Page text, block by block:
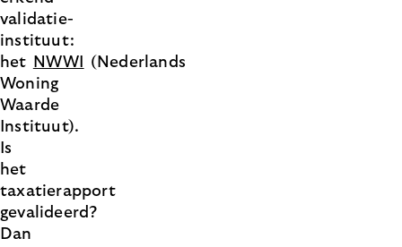
validatie-
instituut:
het
NWWI
(Nederlands
Woning
Waarde
Instituut).
Is
het
taxatierapport
gevalideerd?
Dan